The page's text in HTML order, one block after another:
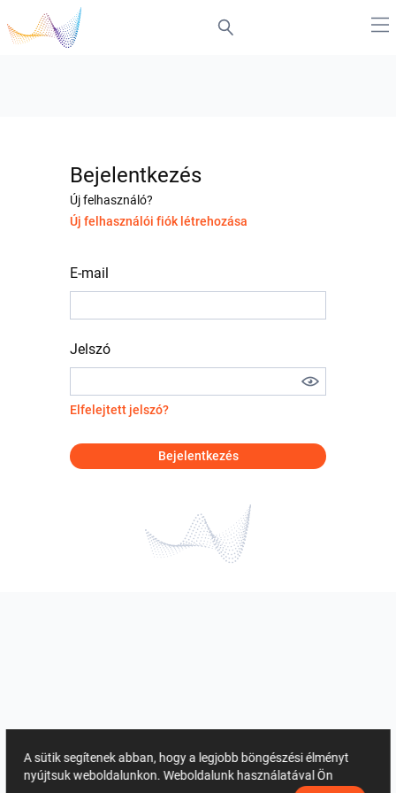
Bejelentkezés
Új felhasználó?
Új felhasználói fiók létrehozása
E-mail
Jelszó
Elfelejtett jelszó?
Bejelentkezés
A sütik segítenek abban, hogy a legjobb böngészési élményt
nyújtsuk weboldalunkon. Weboldalunk használatával Ön